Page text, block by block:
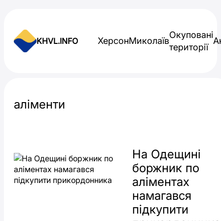
KHVL.INFO ХерсонМиколаїв
Окуповані
території
аліменти
На Одещині
боржник по
аліментах
намагався
підкупити